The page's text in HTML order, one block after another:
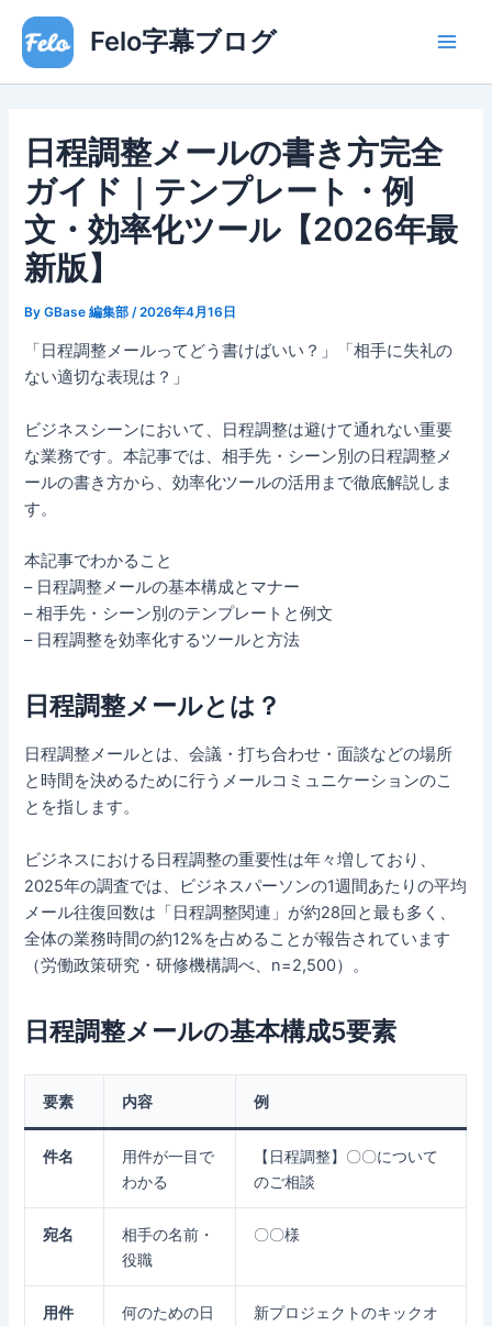
ス
Felo字幕ブログ
日程調整メールの書き方完全
ガイド｜テンプレート・例
文・効率化ツール【2026年最
新版】
ByGBase 編集部/2026年4月16日
「日程調整メールってどう書けばいい？」「相手に失礼の
ない適切な表現は？」
ビジネスシーンにおいて、日程調整は避けて通れない重要
な業務です。本記事では、相手先・シーン別の日程調整メ
ールの書き方から、効率化ツールの活用まで徹底解説しま
す。
本記事でわかること
– 日程調整メールの基本構成とマナー
– 相手先・シーン別のテンプレートと例文
– 日程調整を効率化するツールと方法
日程調整メールとは？
日程調整メールとは、会議・打ち合わせ・面談などの場所
と時間を決めるために行うメールコミュニケーションのこ
とを指します。
ビジネスにおける日程調整の重要性は年々増しており、
2025年の調査では、ビジネスパーソンの1週間あたりの平均
メール往復回数は「日程調整関連」が約28回と最も多く、
全体の業務時間の約12%を占めることが報告されています
（労働政策研究・研修機構調べ、n=2,500）。
日程調整メールの基本構成5要素
要素 内容 例
件名
用件が一目で
わかる
【日程調整】〇〇について
のご相談
宛名
相手の名前・
役職
〇〇様
用件
何のための日
新プロジェクトのキックオ